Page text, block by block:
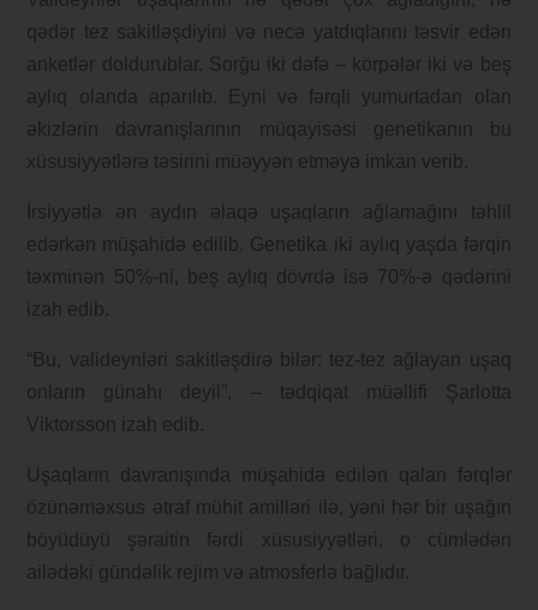
qədər tez sakitləşdiyini və necə yatdıqlarını təsvir edən
anketlər doldurublar. Sorğu iki dəfə – körpələr iki və beş
aylıq olanda aparılıb. Eyni və fərqli yumurtadan olan
əkizlərin davranışlarının müqayisəsi genetikanın bu
xüsusiyyətlərə təsirini müəyyən etməyə imkan verib.
İrsiyyətlə ən aydın əlaqə uşaqların ağlamağını təhlil
edərkən müşahidə edilib. Genetika iki aylıq yaşda fərqin
təxminən 50%-ni, beş aylıq dövrdə isə 70%-ə qədərini
izah edib.
“Bu, valideynləri sakitləşdirə bilər: tez-tez ağlayan uşaq
onların günahı deyil”, – tədqiqat müəllifi Şarlotta
Viktorsson izah edib.
Uşaqların davranışında müşahidə edilən qalan fərqlər
özünəməxsus ətraf mühit amilləri ilə, yəni hər bir uşağın
böyüdüyü şəraitin fərdi xüsusiyyətləri, o cümlədən
ailədəki gündəlik rejim və atmosferlə bağlıdır.